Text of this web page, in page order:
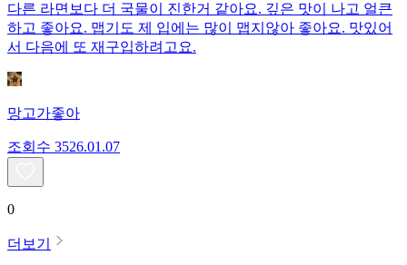
다른 라면보다 더 국물이 진한거 같아요. 깊은 맛이 나고 얼큰
하고 좋아요. 맵기도 제 입에는 많이 맵지않아 좋아요. 맛있어
서 다음에 또 재구입하려고요.
망고가좋아
조회수 3526.01.07
0
더보기